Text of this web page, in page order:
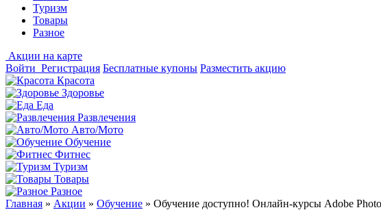
Туризм
Товары
Разное
Акции на карте
Войти Регистрация Бесплатные купоны Разместить акцию
Красота
Здоровье
Еда
Развлечения
Авто/Мото
Обучение
Фитнес
Туризм
Товары
Разное
Главная » Акции » Обучение » Обучение доступно! Онлайн-курсы Adobe